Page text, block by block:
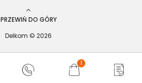
1
PRZEWIŃ DO GÓRY
Delkom © 2026